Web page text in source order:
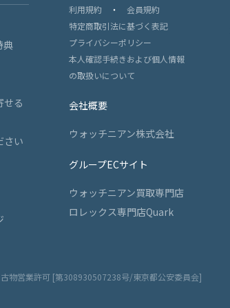
典
せる
さい
利用規約 ・ 会員規約
特定商取引法に基づく表記
プライバシーポリシー
本人確認手続きおよび個人情報
の取扱いについて
会社概要
ウォッチニアン株式会社
グループECサイト
ウォッチニアン買取専門店
ロレックス専門店Quark
物営業許可 [第308930507238号/東京都公安委員会]